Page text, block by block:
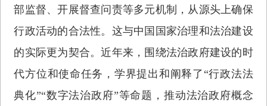
部监督、开展督查问责等多元机制，从源头上确保
行政活动的合法性。这与中国国家治理和法治建设
的实际更为契合。近年来，围绕法治政府建设的时
代方位和使命任务，学界提出和阐释了“行政法法
典化”“数字法治政府”等命题，推动法治政府概念